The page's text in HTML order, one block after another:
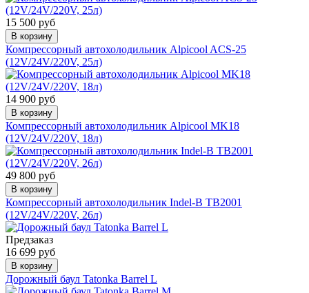
15 500 руб
В корзину
Компрессорный автохолодильник Alpicool ACS-25
(12V/24V/220V, 25л)
14 900 руб
В корзину
Компрессорный автохолодильник Alpicool MK18
(12V/24V/220V, 18л)
49 800 руб
В корзину
Компрессорный автохолодильник Indel-B TB2001
(12V/24V/220V, 26л)
Предзаказ
16 699 руб
В корзину
Дорожный баул Tatonka Barrel L